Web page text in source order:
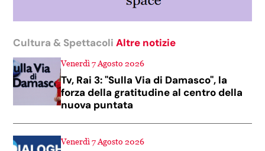
Cultura & SpettacoliAltre notizie
Venerdì 7 Agosto 2026
Tv, Rai 3: "Sulla Via di Damasco", la
forza della gratitudine al centro della
nuova puntata
Venerdì 7 Agosto 2026